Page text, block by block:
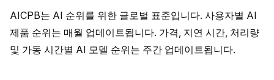
AICPB는 AI 순위를 위한 글로벌 표준입니다. 사용자별 AI
제품 순위는 매월 업데이트됩니다. 가격, 지연 시간, 처리량
및 가동 시간별 AI 모델 순위는 주간 업데이트됩니다.